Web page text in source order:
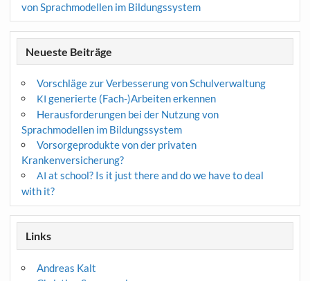
von Sprachmodellen im Bildungssystem
Neueste Beiträge
Vorschläge zur Verbesserung von Schulverwaltung
KI generierte (Fach-)Arbeiten erkennen
Herausforderungen bei der Nutzung von
Sprachmodellen im Bildungssystem
Vorsorgeprodukte von der privaten
Krankenversicherung?
AI at school? Is it just there and do we have to deal
with it?
Links
Andreas Kalt